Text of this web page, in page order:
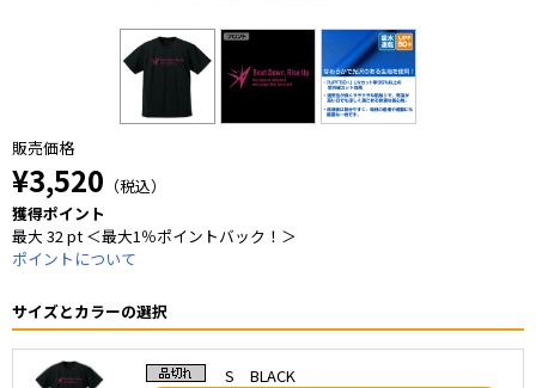
販売価格
¥3,520 （税込）
獲得ポイント
最大 32 pt ＜最大1％ポイントバック！＞
ポイントについて
サイズとカラーの選択
S BLACK